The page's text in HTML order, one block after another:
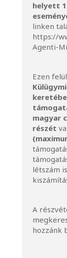
helyett
linken
https://
Agenti-
Ezen
magyar
részét
létszám
A
hozzánk